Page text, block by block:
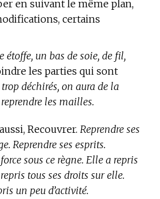
en suivant le même plan,
certains
étoffe, un bas de soie, de fil,
les parties qui sont
trop déchirés, on aura de la
les mailles.
Recouvrer. Reprendre ses
Reprendre ses esprits.
sous ce règne. Elle a repris
tous ses droits sur elle.
un peu d’activité.